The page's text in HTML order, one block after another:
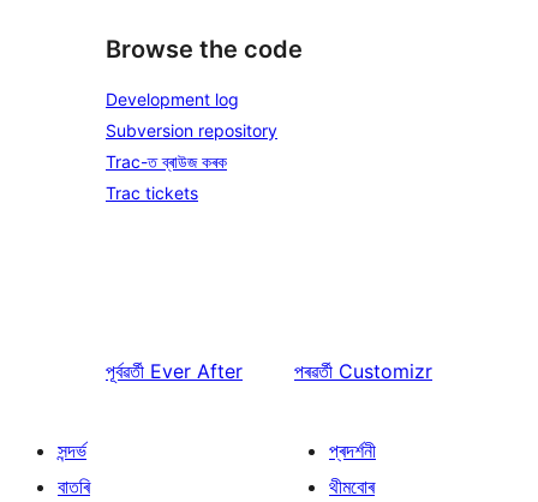
Browse the code
Development log
Subversion repository
Trac-ত ব্ৰাউজ কৰক
Trac tickets
পূৰ্বৱৰ্তী Ever After পৰৱৰ্তী Customizr
সন্দৰ্ভ
বাতৰি
প্ৰদৰ্শনী
থীমবোৰ